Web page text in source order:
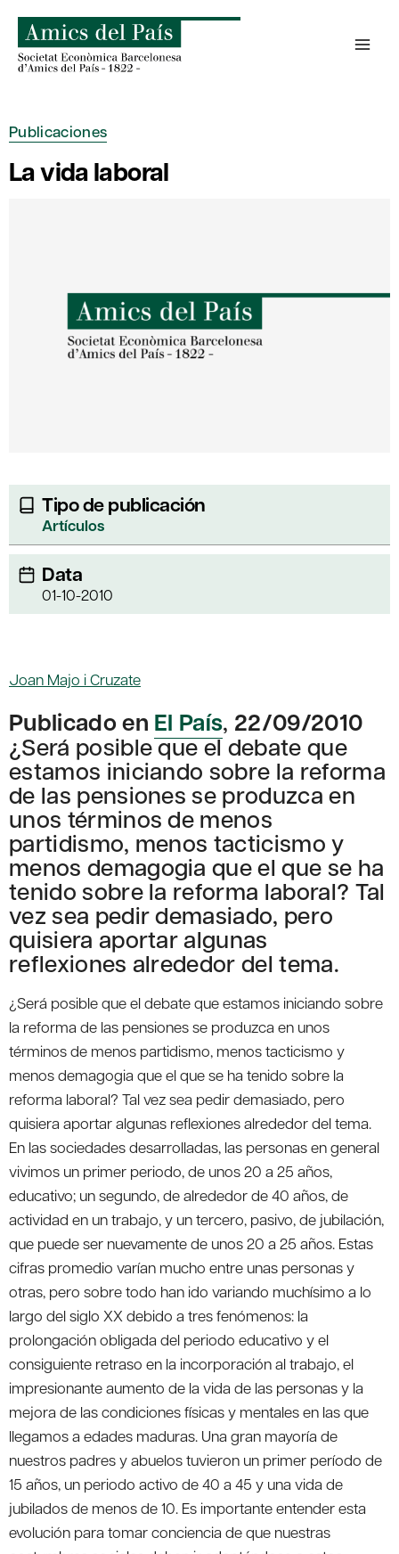
contenido
Publicaciones
La vida laboral
Tipo de publicación
Artículos
Data
01-10-2010
Joan Majo i Cruzate
Publicado en El País, 22/09/2010
¿Será posible que el debate que
estamos iniciando sobre la reforma
de las pensiones se produzca en
unos términos de menos
partidismo, menos tacticismo y
menos demagogia que el que se ha
tenido sobre la reforma laboral? Tal
vez sea pedir demasiado, pero
quisiera aportar algunas
reflexiones alrededor del tema.
¿Será posible que el debate que estamos iniciando sobre
la reforma de las pensiones se produzca en unos
términos de menos partidismo, menos tacticismo y
menos demagogia que el que se ha tenido sobre la
reforma laboral? Tal vez sea pedir demasiado, pero
quisiera aportar algunas reflexiones alrededor del tema.
En las sociedades desarrolladas, las personas en general
vivimos un primer periodo, de unos 20 a 25 años,
educativo; un segundo, de alrededor de 40 años, de
actividad en un trabajo, y un tercero, pasivo, de jubilación,
que puede ser nuevamente de unos 20 a 25 años. Estas
cifras promedio varían mucho entre unas personas y
otras, pero sobre todo han ido variando muchísimo a lo
largo del siglo XX debido a tres fenómenos: la
prolongación obligada del periodo educativo y el
consiguiente retraso en la incorporación al trabajo, el
impresionante aumento de la vida de las personas y la
mejora de las condiciones físicas y mentales en las que
llegamos a edades maduras. Una gran mayoría de
nuestros padres y abuelos tuvieron un primer período de
15 años, un periodo activo de 40 a 45 y una vida de
jubilados de menos de 10. Es importante entender esta
evolución para tomar conciencia de que nuestras